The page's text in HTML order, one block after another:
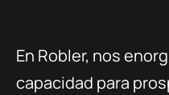
En Robler, nos
capacidad para